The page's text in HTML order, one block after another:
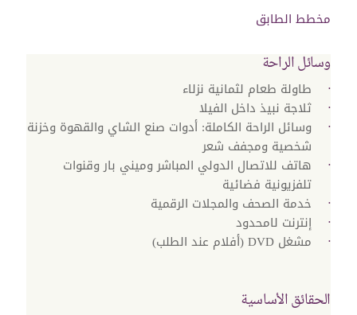
مخطط الطابق
وسائل الراحة
طاولة طعام لثمانية نزلاء
ثلاجة نبيذ داخل الفيلا
وسائل الراحة الكاملة: أدوات صنع الشاي والقهوة وخزنة
شخصية ومجفف شعر
هاتف للاتصال الدولي المباشر وميني بار وقنوات
تلفزيونية فضائية
خدمة الصحف والمجلات الرقمية
إنترنت لامحدود
مشغل DVD (أفلام عند الطلب)
الحقائق الأساسية